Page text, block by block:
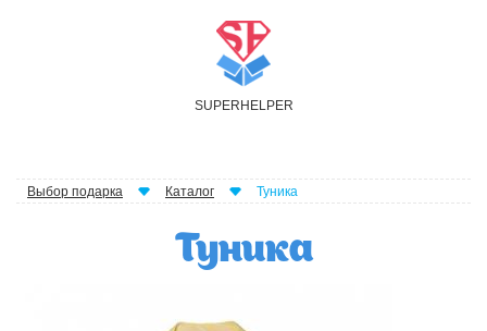
SUPER H ELPER
Выбор подарка Каталог Туника
Туника